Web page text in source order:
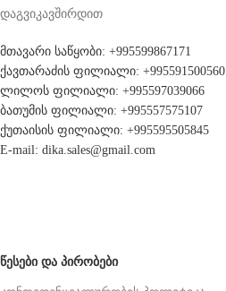
დაგვიკავშირდით
მთავარი საწყობი: +995599867171
ქავთარაძის ფილიალი: +995591500560
ლილოს ფილიალი: +995597039066
ბათუმის ფილიალი: +995557575107
ქუთაისის ფილიალი: +995595505845
E-mail: dika.sales@gmail.com
ᲬᲔᲡᲔᲑᲘ ᲓᲐ ᲞᲘᲠᲝᲑᲔᲑᲘ